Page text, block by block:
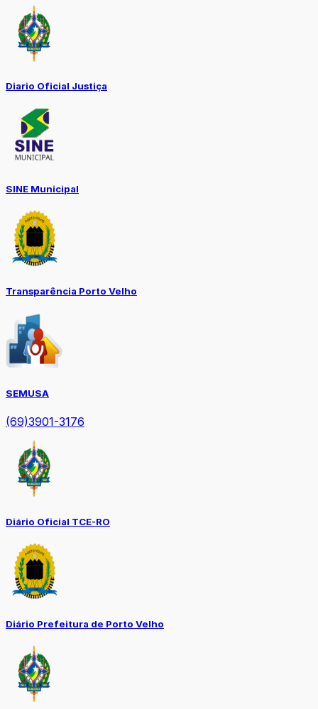
Diario Oficial Justiça
SINE Municipal
Transparência Porto Velho
SEMUSA
(69)3901-3176
Diário Oficial TCE-RO
Diário Prefeitura de Porto Velho